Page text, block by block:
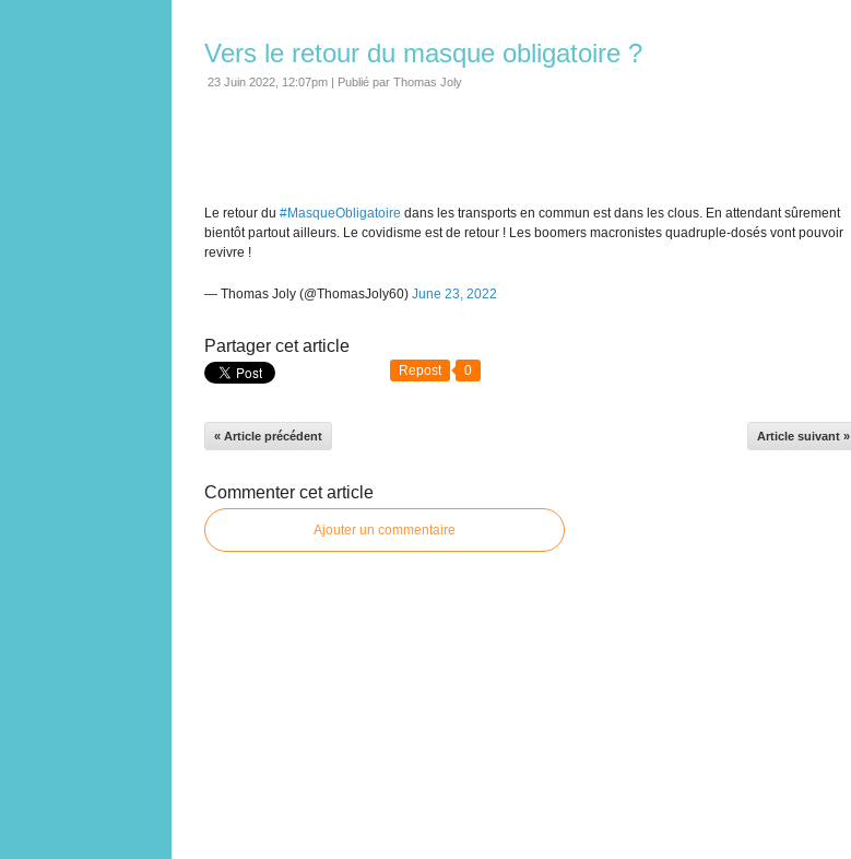
Vers le retour du masque obligatoire ?
23 Juin 2022, 12:07pm | Publié par Thomas Joly
Le retour du #MasqueObligatoire dans les transports en commun est dans les clous. En attendant sûrement
bientôt partout ailleurs. Le covidisme est de retour ! Les boomers macronistes quadruple-dosés vont pouvoir
revivre !
— Thomas Joly (@ThomasJoly60) June 23, 2022
Partager cet article
Repost 0
« Article précédent Article suivant »
Commenter cet article
Ajouter un commentaire